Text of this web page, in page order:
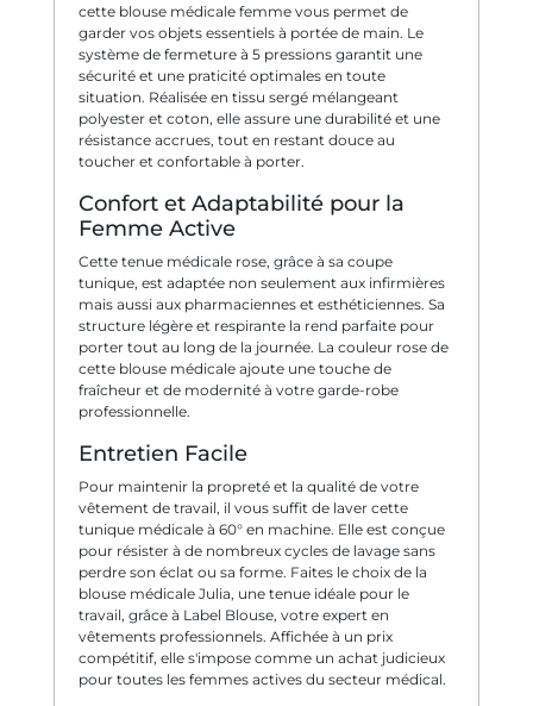
cette blouse médicale femme vous permet de
garder vos objets essentiels à portée de main. Le
système de fermeture à 5 pressions garantit une
sécurité et une praticité optimales en toute
situation. Réalisée en tissu sergé mélangeant
polyester et coton, elle assure une durabilité et une
résistance accrues, tout en restant douce au
toucher et confortable à porter.
Confort et Adaptabilité pour la
Femme Active
Cette tenue médicale rose, grâce à sa coupe
tunique, est adaptée non seulement aux infirmières
mais aussi aux pharmaciennes et esthéticiennes. Sa
structure légère et respirante la rend parfaite pour
porter tout au long de la journée. La couleur rose de
cette blouse médicale ajoute une touche de
fraîcheur et de modernité à votre garde-robe
professionnelle.
Entretien Facile
Pour maintenir la propreté et la qualité de votre
vêtement de travail, il vous suffit de laver cette
tunique médicale à 60° en machine. Elle est conçue
pour résister à de nombreux cycles de lavage sans
perdre son éclat ou sa forme. Faites le choix de la
blouse médicale Julia, une tenue idéale pour le
travail, grâce à Label Blouse, votre expert en
vêtements professionnels. Affichée à un prix
compétitif, elle s'impose comme un achat judicieux
pour toutes les femmes actives du secteur médical.